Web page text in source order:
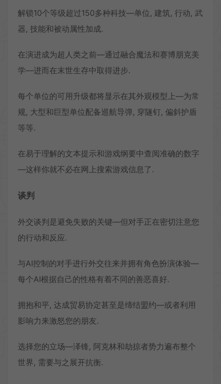
解锁10个等级超过150多种科技—单位, 建筑, 行动, 武
器, 技能和被动属性加成.
在演进成为超人类之前—通过融合魔法和赛博朋克美
学—进而在末世生存中取得进步.
每个单位的可用升级都将显示在其外观模型上—为常
规, 大型和巨型单位配备巡航导弹, 穿隧钉, 偏斜护盾
等等.
在易于理解的文本提示和游戏纲要中查阅准确的数字
—这样你就不必在网上搜索游戏信息了.
谈判
外交谈判是避免失败的关键—但对手正在密切注意您
的行动和反应.
与AI控制的对手进行外交往来并拥有角色扮演体验—
每个AI根据自己的性格有着不同的善恶喜好.
拥抱和平, 达成贸易协定甚至是缔结盟约—或者利用
影响力来激怒您的朋友.
选择您的立场—泽锋, 阿克林和劫掠者势力遍布整个
世界, 需要与之展开抗衡.